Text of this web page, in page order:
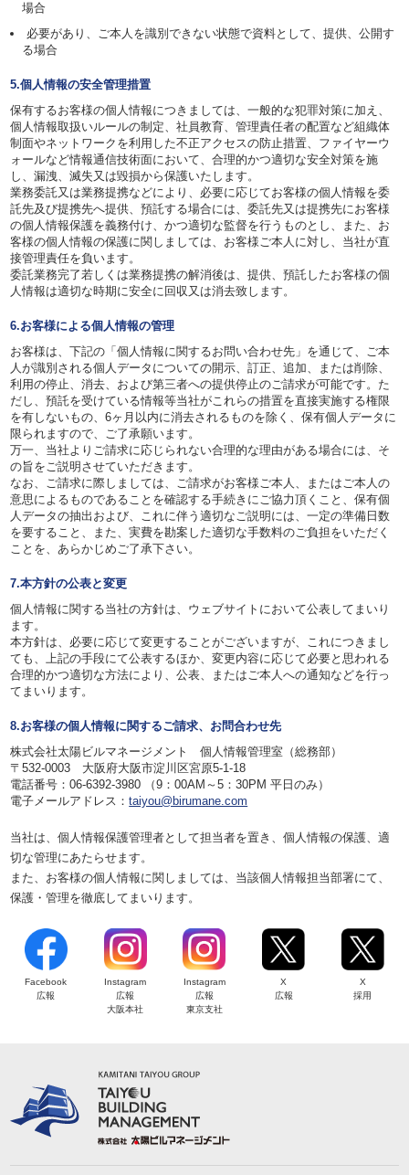
場合
必要があり、ご本人を識別できない状態で資料として、提供、公開す
る場合
5.個人情報の安全管理措置
保有するお客様の個人情報につきましては、一般的な犯罪対策に加え、
個人情報取扱いルールの制定、社員教育、管理責任者の配置など組織体
制面やネットワークを利用した不正アクセスの防止措置、ファイヤーウ
ォールなど情報通信技術面において、合理的かつ適切な安全対策を施
し、漏洩、滅失又は毀損から保護いたします。
業務委託又は業務提携などにより、必要に応じてお客様の個人情報を委
託先及び提携先へ提供、預託する場合には、委託先又は提携先にお客様
の個人情報保護を義務付け、かつ適切な監督を行うものとし、また、お
客様の個人情報の保護に関しましては、お客様ご本人に対し、当社が直
接管理責任を負います。
委託業務完了若しくは業務提携の解消後は、提供、預託したお客様の個
人情報は適切な時期に安全に回収又は消去致します。
6.お客様による個人情報の管理
お客様は、下記の「個人情報に関するお問い合わせ先」を通じて、ご本
人が識別される個人データについての開示、訂正、追加、または削除、
利用の停止、消去、および第三者への提供停止のご請求が可能です。た
だし、預託を受けている情報等当社がこれらの措置を直接実施する権限
を有しないもの、6ヶ月以内に消去されるものを除く、保有個人データに
限られますので、ご了承願います。
万一、当社よりご請求に応じられない合理的な理由がある場合には、そ
の旨をご説明させていただきます。
なお、ご請求に際しましては、ご請求がお客様ご本人、またはご本人の
意思によるものであることを確認する手続きにご協力頂くこと、保有個
人データの抽出および、これに伴う適切なご説明には、一定の準備日数
を要すること、また、実費を勘案した適切な手数料のご負担をいただく
ことを、あらかじめご了承下さい。
7.本方針の公表と変更
個人情報に関する当社の方針は、ウェブサイトにおいて公表してまいり
ます。
本方針は、必要に応じて変更することがございますが、これにつきまし
ても、上記の手段にて公表するほか、変更内容に応じて必要と思われる
合理的かつ適切な方法により、公表、またはご本人への通知などを行っ
てまいります。
8.お客様の個人情報に関するご請求、お問合わせ先
株式会社太陽ビルマネージメント 個人情報管理室（総務部）
〒532-0003 大阪府大阪市淀川区宮原5-1-18
電話番号：06-6392-3980 （9：00AM～5：30PM 平日のみ）
電子メールアドレス：taiyou@birumane.com
当社は、個人情報保護管理者として担当者を置き、個人情報の保護、適
切な管理にあたらせます。
また、お客様の個人情報に関しましては、当該個人情報担当部署にて、
保護・管理を徹底してまいります。
Facebook
広報
Instagram
広報
大阪本社
Instagram
広報
東京支社
X
広報
X
採用